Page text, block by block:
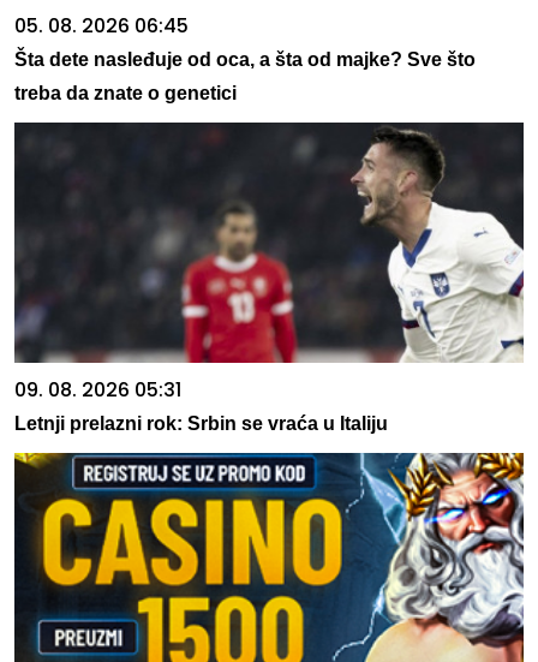
05. 08. 2026 06:45
Šta dete nasleđuje od oca, a šta od majke? Sve što
treba da znate o genetici
09. 08. 2026 05:31
Letnji prelazni rok: Srbin se vraća u Italiju